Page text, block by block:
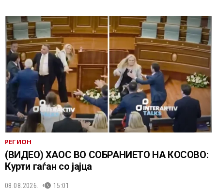
РЕГИОН
(ВИДЕО) ХАОС ВО СОБРАНИЕТО НА КОСОВО:
Курти гаѓан со јајца
08.08.2026. 15:01